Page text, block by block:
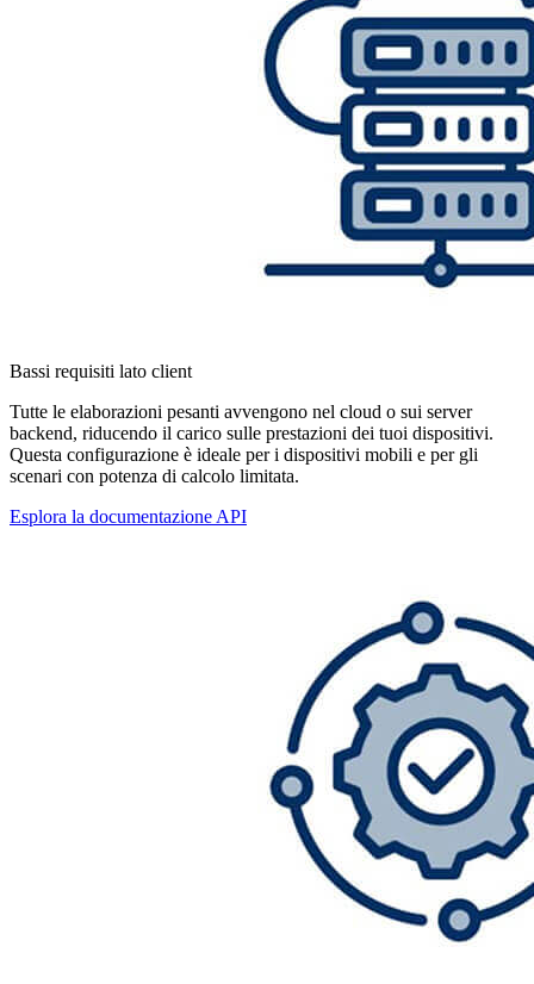
Bassi requisiti lato client
Tutte le elaborazioni pesanti avvengono nel cloud o sui server
backend, riducendo il carico sulle prestazioni dei tuoi dispositivi.
Questa configurazione è ideale per i dispositivi mobili e per gli
scenari con potenza di calcolo limitata.
Esplora la documentazione API